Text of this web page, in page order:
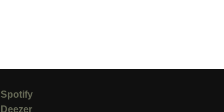
Spotify
Deezer